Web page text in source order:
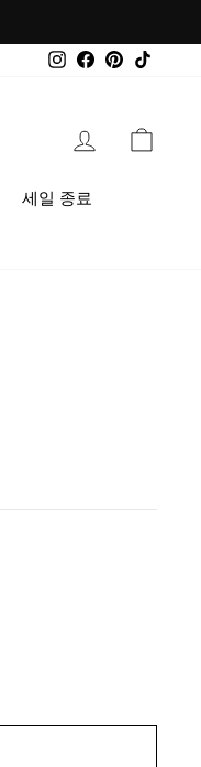
Instagram
Facebook
Pinterest
로그인
세일 종료